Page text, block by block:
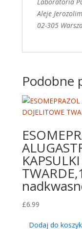
Laboratoria
Aleje
02-305
Podobne
£6.99
Dodaj do